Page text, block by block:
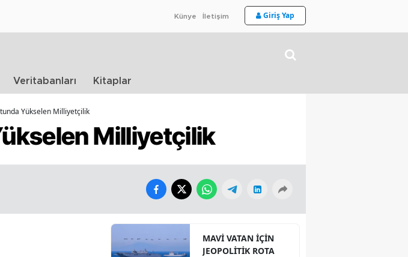
Künye İletişim Giriş Yap
Veritabanları Kitaplar
Yükselen Milliyetçilik
Milliyetçilik
MAVİ VATAN İÇİN
JEOPOLİTİK ROTA